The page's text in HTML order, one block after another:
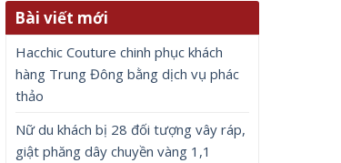
Bài viết mới
Hacchic Couture chinh phục khách
hàng Trung Đông bằng dịch vụ phác
thảo
Nữ du khách bị 28 đối tượng vây ráp,
giật phăng dây chuyền vàng 1,1